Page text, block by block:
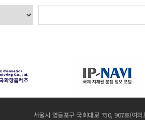
서울시 영등포구 국회대로 750, 907호(여